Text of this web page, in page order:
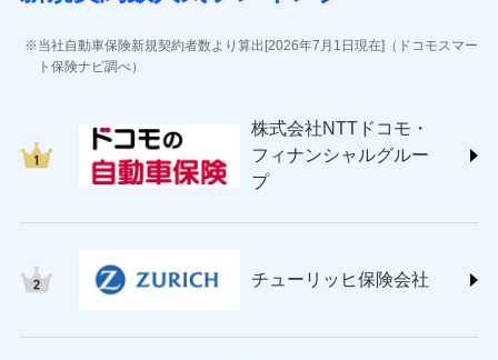
ソニー損害保険株式会社
(https://www.sonysonpo.co.jp/)
ＳＯＭＰＯダイレクト損害保険株式会社
(https://www.sompo-direct.co.jp/)
チューリッヒ保険会社 (https://www.zurich.co.jp/)
(https://www.nisshinfire.co.jp/)
(https://www.petfamilyins.co.jp/)
当社自動車保険新規契約者数より算出[2026年7月1日現在]（ドコモスマー
ト保険ナビ調べ）
株式会社NTTドコモ・
フィナンシャルグルー
プ
チューリッヒ保険会社